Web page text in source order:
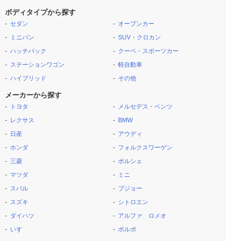
ボディタイプから探す
セダン
ミニバン
ハッチバック
ステーションワゴン
ハイブリッド
オープンカー
SUV・クロカン
クーペ・スポーツカー
軽自動車
その他
メーカーから探す
トヨタ
レクサス
日産
ホンダ
三菱
マツダ
スバル
スズキ
ダイハツ
いすゞ
メルセデス・ベンツ
BMW
アウディ
フォルクスワーゲン
ポルシェ
ミニ
プジョー
シトロエン
アルファ ロメオ
ボルボ